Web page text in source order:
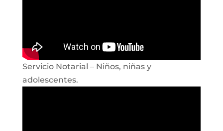
Servicio Notarial – Niños, niñas y
adolescentes.